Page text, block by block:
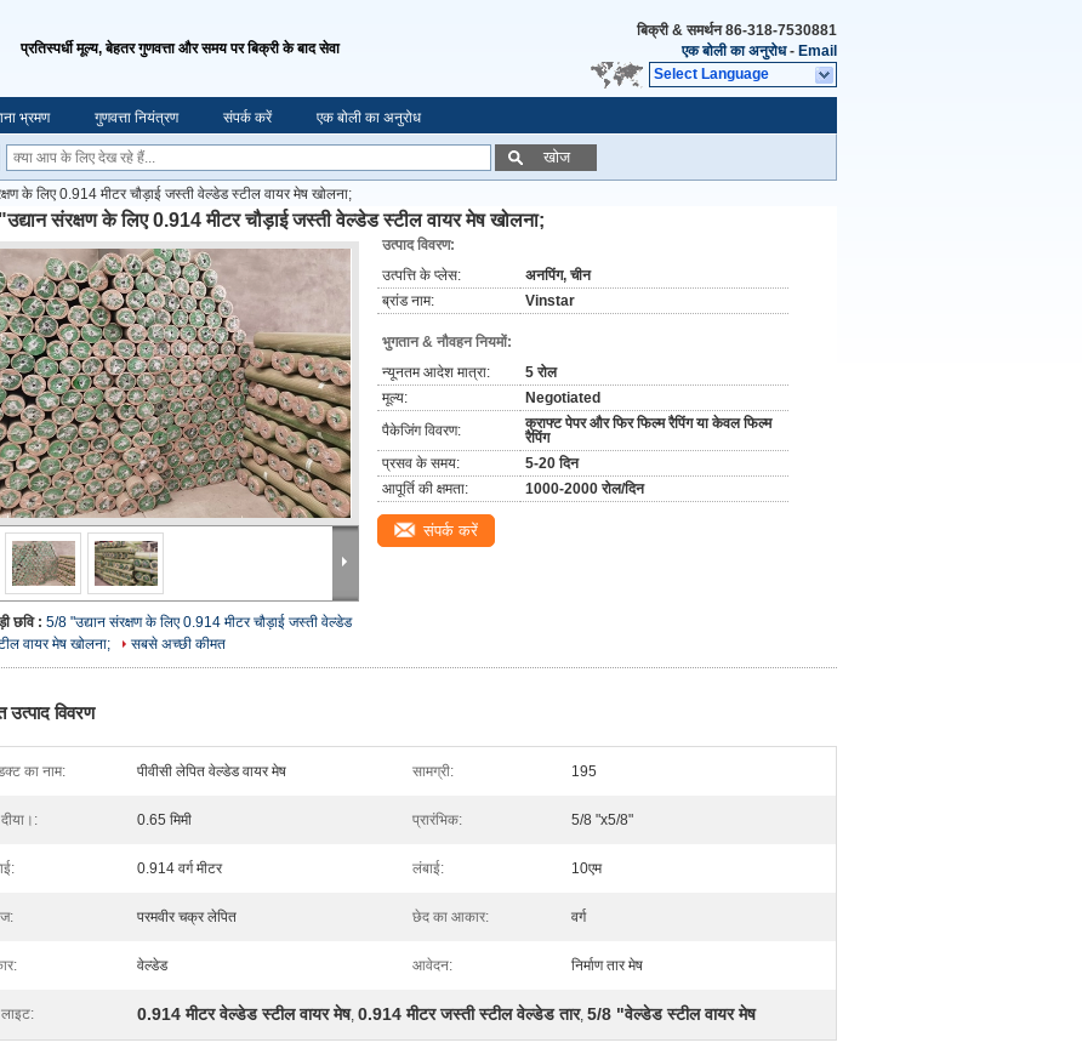
प्रतिस्पर्धी मूल्य, बेहतर गुणवत्ता और समय पर बिक्री के बाद सेवा
बिक्री & समर्थन86-318-7530881
एक बोली का अनुरोध- Email
Select Language
भ्रमण गुणवत्ता नियंत्रण संपर्क करें एक बोली का अनुरोध
खोज
के लिए 0.914 मीटर चौड़ाई जस्ती वेल्डेड स्टील वायर मेष खोलना;
संरक्षण के लिए 0.914 मीटर चौड़ाई जस्ती वेल्डेड स्टील वायर मेष खोलना;
छवि : 5/8 "उद्यान संरक्षण के लिए 0.914 मीटर चौड़ाई जस्ती वेल्डेड
वायर मेष खोलना;
सबसे अच्छी कीमत
उत्पाद विवरण:
उत्पत्ति के प्लेस:
अनपिंग, चीन
ब्रांड नाम:
Vinstar
भुगतान & नौवहन नियमों:
न्यूनतम आदेश मात्रा:
5 रोल
मूल्य:
Negotiated
पैकेजिंग विवरण:
क्राफ्ट पेपर और फिर फिल्म रैपिंग या केवल फिल्म
रैपिंग
प्रसव के समय:
5-20 दिन
आपूर्ति की क्षमता:
1000-2000 रोल/दिन
संपर्क करें
उत्पाद विवरण
का नाम: पीवीसी लेपित वेल्डेड वायर मेष सामग्री: 195
0.65 मिमी प्रारंभिक: 5/8 "x5/8"
0.914 वर्ग मीटर लंबाई: 10एम
परमवीर चक्र लेपित छेद का आकार: वर्ग
वेल्डेड आवेदन: निर्माण तार मेष
लाइट: 0.914 मीटर वेल्डेड स्टील वायर मेष, 0.914 मीटर जस्ती स्टील वेल्डेड तार, 5/8 "वेल्डेड स्टील वायर मेष